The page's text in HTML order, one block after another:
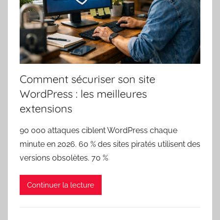
Comment sécuriser son site
WordPress : les meilleures
extensions
90 000 attaques ciblent WordPress chaque
minute en 2026. 60 % des sites piratés utilisent des
versions obsolètes. 70 %
Continuer la lecture